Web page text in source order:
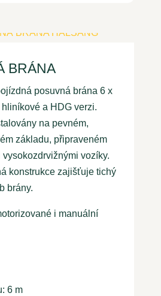
BRÁNA
posuvná brána 6 x
a HDG verzi.
na pevném,
základu, připraveném
vozíky.
konstrukce zajišťuje tichý
brány.
i manuální
6 m